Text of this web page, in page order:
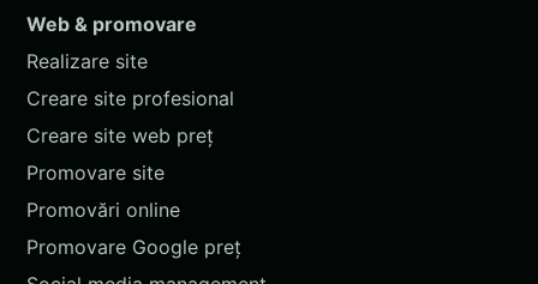
Web & promovare
Realizare site
Creare site profesional
Creare site web preț
Promovare site
Promovări online
Promovare Google preț